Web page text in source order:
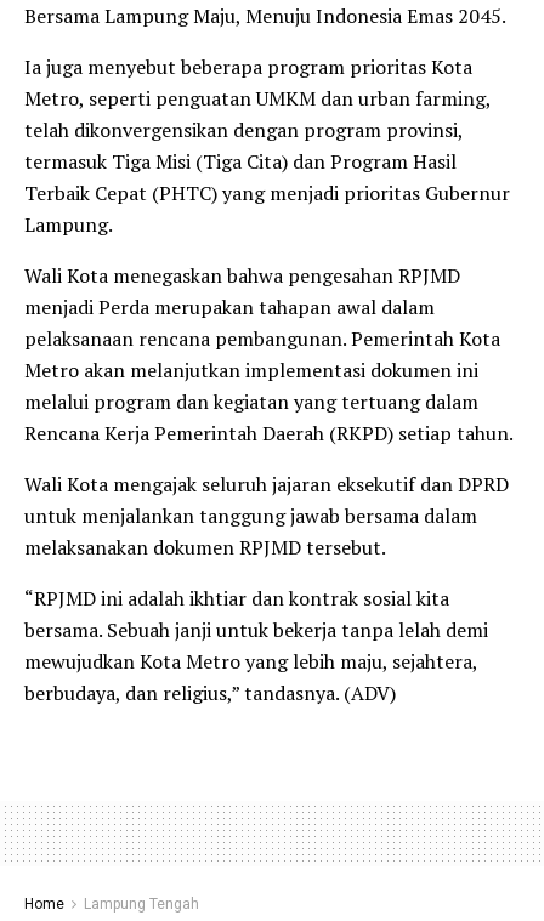
Bersama Lampung Maju, Menuju Indonesia Emas 2045.
Ia juga menyebut beberapa program prioritas Kota
Metro, seperti penguatan UMKM dan urban farming,
telah dikonvergensikan dengan program provinsi,
termasuk Tiga Misi (Tiga Cita) dan Program Hasil
Terbaik Cepat (PHTC) yang menjadi prioritas Gubernur
Lampung.
Wali Kota menegaskan bahwa pengesahan RPJMD
menjadi Perda merupakan tahapan awal dalam
pelaksanaan rencana pembangunan. Pemerintah Kota
Metro akan melanjutkan implementasi dokumen ini
melalui program dan kegiatan yang tertuang dalam
Rencana Kerja Pemerintah Daerah (RKPD) setiap tahun.
Wali Kota mengajak seluruh jajaran eksekutif dan DPRD
untuk menjalankan tanggung jawab bersama dalam
melaksanakan dokumen RPJMD tersebut.
“RPJMD ini adalah ikhtiar dan kontrak sosial kita
bersama. Sebuah janji untuk bekerja tanpa lelah demi
mewujudkan Kota Metro yang lebih maju, sejahtera,
berbudaya, dan religius,” tandasnya. (ADV)
Home Lampung Tengah